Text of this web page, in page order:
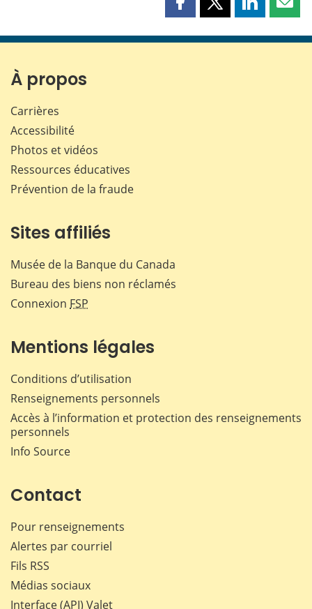
Partager
page
Partager
page
Partager
page page
À propos
Carrières
Accessibilité
Photos et vidéos
Ressources éducatives
Prévention de la fraude
Sites affiliés
Musée de la Banque du Canada
Bureau des biens non réclamés
Connexion FSP
Mentions légales
Conditions d’utilisation
Renseignements personnels
Accès à l’information et protection des renseignements
personnels
Info Source
Contact
Pour renseignements
Alertes par courriel
Fils RSS
Médias sociaux
Interface (API) Valet